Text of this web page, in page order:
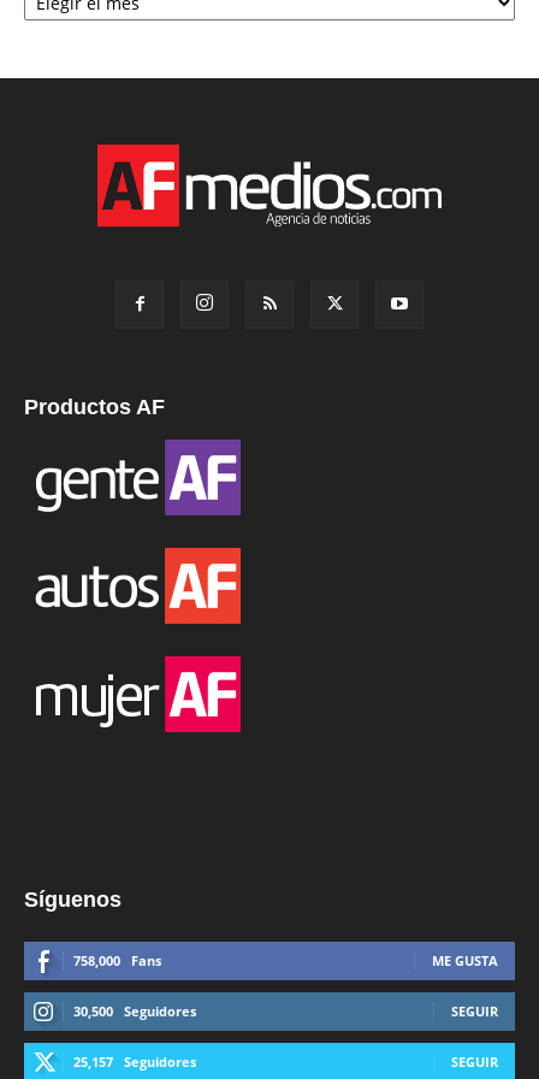
Productos AF
Síguenos
758,000 Fans ME GUSTA
30,500 Seguidores SEGUIR
25,157 Seguidores SEGUIR